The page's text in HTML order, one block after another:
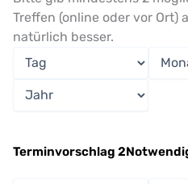
Treffen (online oder vor Ort)
natürlich besser.
Tag Monat
Jahr
Terminvorschlag 2